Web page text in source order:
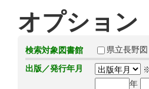
オプション
検索対象図書館 県立長野図
出版／発行年月
年